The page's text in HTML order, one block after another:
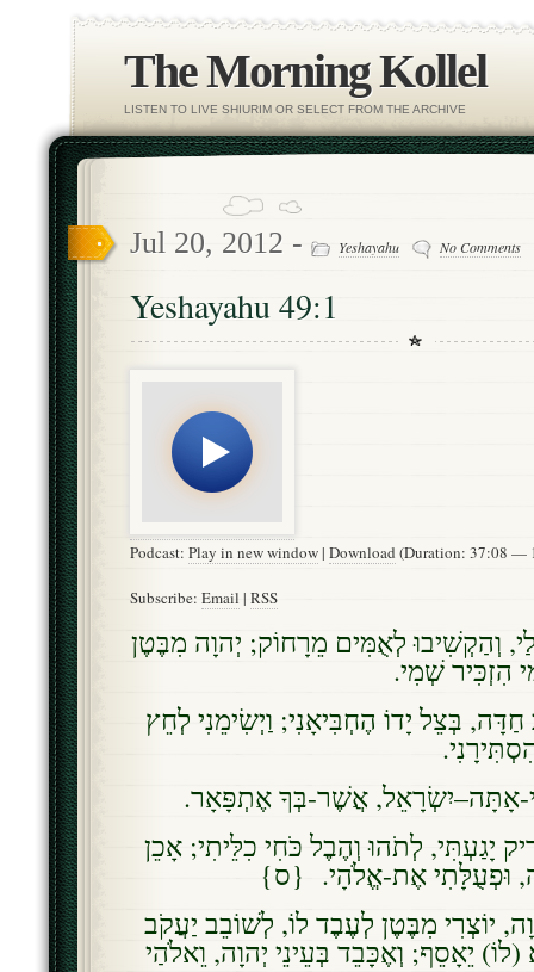
The Morning Kollel
LISTEN TO LIVE SHIURIM OR SELECT FROM THE ARCHIVE
Jul 20, 2012 - Yeshayahu No Comments
Yeshayahu 49:1
Podcast: Play in new window| Download (Duration: 37:08 —
Subscribe: Email | RSS
וְהַקְשִׁיבוּ לְאֻמִּים מֵרָחוֹק; יְהוָה מִבֶּטֶן
הִזְכִּיר שְׁמִי.
בְּצֵל יָדוֹ הֶחְבִּיאָנִי; וַיְשִׂימֵנִי לְחֵץ
אָתָּה–יִשְׂרָאֵל, אֲשֶׁר-בְּךָ אֶתְפָּאָר.
יָגַעְתִּי, לְתֹהוּ וְהֶבֶל כֹּחִי כִלֵּיתִי; אָכֵן
וּפְעֻלָּתִי אֶת-אֱלֹהָי. {ס}
יוֹצְרִי מִבֶּטֶן לְעֶבֶד לוֹ, לְשׁוֹבֵב יַעֲקֹב
יֵאָסֵף; וְאֶכָּבֵד בְּעֵינֵי יְהוָה, וֵאלֹהַי